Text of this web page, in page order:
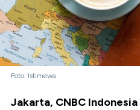
Foto: Istimewa
Jakarta, CNBC Indonesia